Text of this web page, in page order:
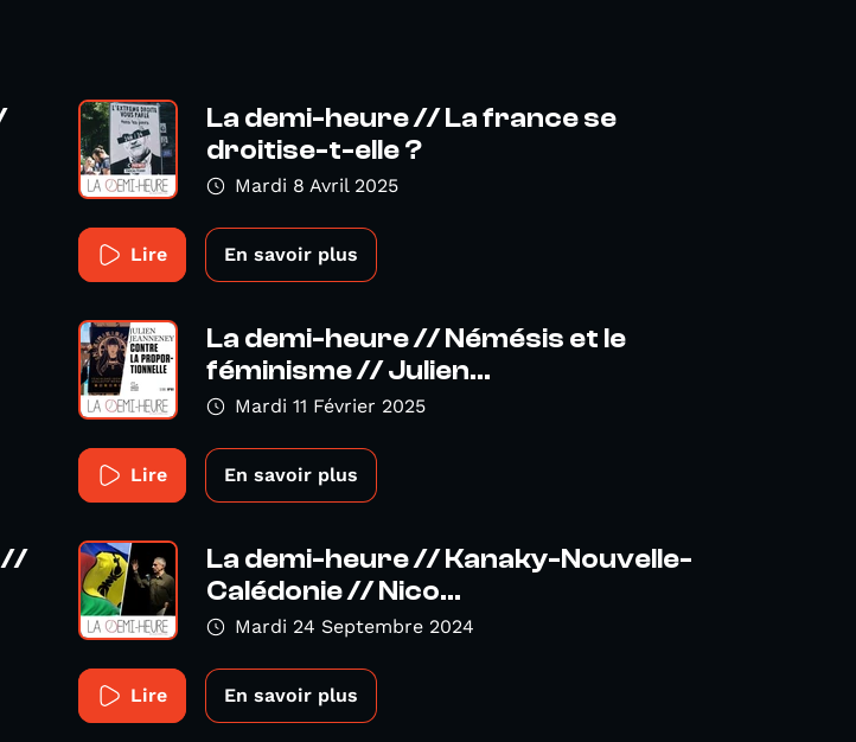
La demi-heure // La france se
droitise-t-elle ?
Mardi 8 Avril 2025
Lire En savoir plus
La demi-heure // Némésis et le
féminisme // Julien...
Mardi 11 Février 2025
Lire En savoir plus
//
La demi-heure // Kanaky-Nouvelle-
Calédonie // Nico...
Mardi 24 Septembre 2024
Lire En savoir plus